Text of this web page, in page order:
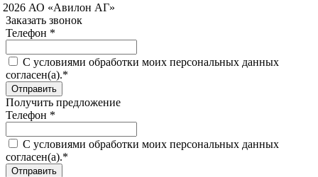
АО «Авилон АГ»
Заказать звонок
Телефон *
C условиями обработки моих персональных данных
согласен(а).*
Получить предложение
Телефон *
C условиями обработки моих персональных данных
согласен(а).*